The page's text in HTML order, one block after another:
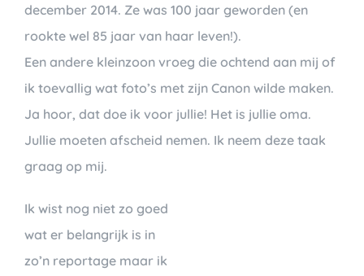
december 2014. Ze was 100 jaar geworden (en
rookte wel 85 jaar van haar leven!).
Een andere kleinzoon vroeg die ochtend aan mij of
ik toevallig wat foto’s met zijn Canon wilde maken.
Ja hoor, dat doe ik voor jullie! Het is jullie oma.
Jullie moeten afscheid nemen. Ik neem deze taak
graag op mij.
Ik wist nog niet zo goed
wat er belangrijk is in
zo’n reportage maar ik